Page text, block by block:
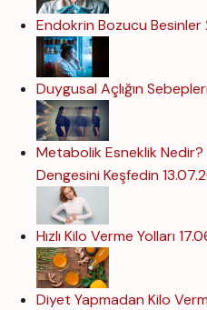
Endokrin Bozucu Besinler
Duygusal Açlığın Sebepleri
Metabolik Esneklik
Dengesini Keşfedin
Hızlı Kilo Verme Yolları
Diyet Yapmadan Kilo